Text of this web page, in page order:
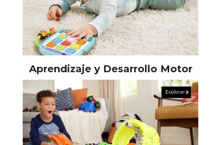
Aprendizaje y Desarrollo Motor